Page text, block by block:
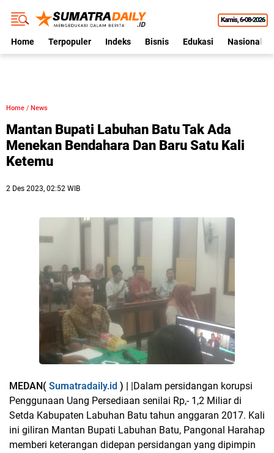
Kamis 6•08•2026
Home Terpopuler Indeks Bisnis Edukasi Nasional
Home / News
Mantan Bupati Labuhan Batu Tak Ada
Menekan Bendahara Dan Baru Satu Kali
Ketemu
2 Des 2023, 02:52 WIB
MEDAN( Sumatradaily.id ) | |Dalam persidangan korupsi
Penggunaan Uang Persediaan senilai Rp,- 1,2 Miliar di
Setda Kabupaten Labuhan Batu tahun anggaran 2017. Kali
ini giliran Mantan Bupati Labuhan Batu, Pangonal Harahap
memberi keterangan didepan persidangan yang dipimpin